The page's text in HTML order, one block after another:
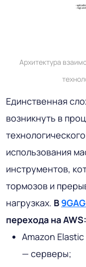
Архитектура
Единственная
возникнуть в
использования
инструментов,
тормозов и
нагрузках. В
перехода на AWS:
Amazon
— серверы;